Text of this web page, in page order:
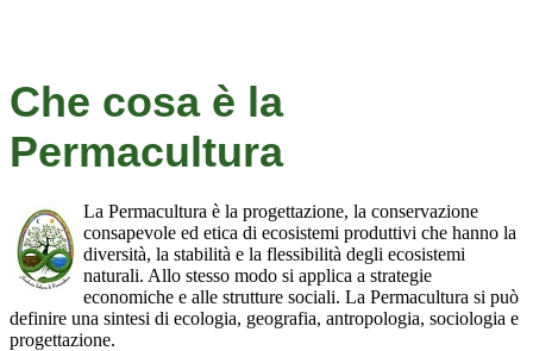
Che cosa è la
Permacultura
La Permacultura è la progettazione, la conservazione
consapevole ed etica di ecosistemi produttivi che hanno la
diversità, la stabilità e la flessibilità degli ecosistemi
naturali. Allo stesso modo si applica a strategie
economiche e alle strutture sociali. La Permacultura si può
definire una sintesi di ecologia, geografia, antropologia, sociologia e
progettazione.